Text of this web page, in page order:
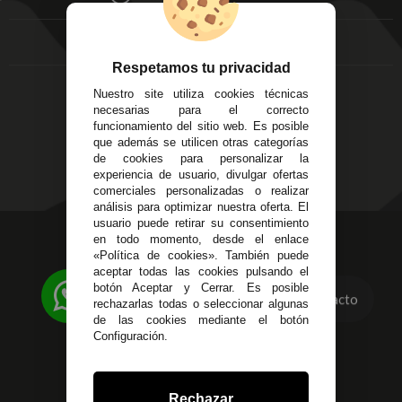
FAQ's
Local 3
Córdoba
14
Alzira - Valencia
C/ Esplugues, 135
Aviso Legal
Devoluciones
Política de Privacidad
Pago Seguro
Terminos y
Condiciones Generales
Políticas de Cookies
623 23 31 98
Atendemos Whatsapp
955 44 45 43/955 44 45 44
info@steielectronica.com
Avenida Plaza de Toros,
Local 3 Écija (Sevilla)
Contacto
Respetamos tu privacidad
Nuestro site utiliza cookies técnicas
necesarias para el correcto
funcionamiento del sitio web. Es posible
que además se utilicen otras categorías
de cookies para personalizar la
experiencia de usuario, divulgar ofertas
comerciales personalizadas o realizar
análisis para optimizar nuestra oferta. El
usuario puede retirar su consentimiento
en todo momento, desde el enlace
«Política de cookies». También puede
aceptar todas las cookies pulsando el
botón Aceptar y Cerrar. Es posible
rechazarlas todas o seleccionar algunas
de las cookies mediante el botón
Configuración.
Rechazar